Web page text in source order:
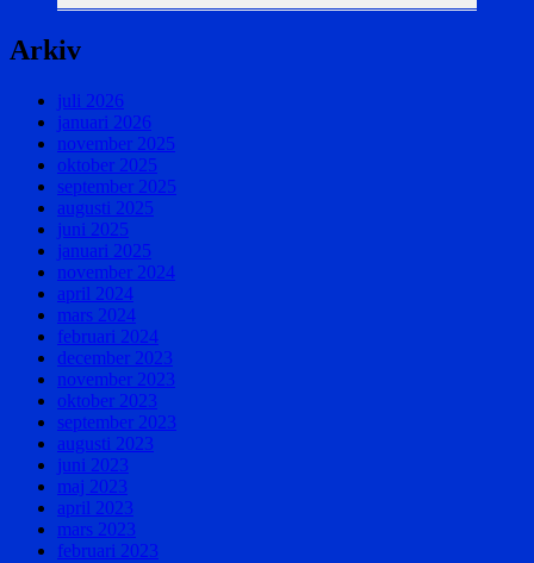
Arkiv
juli 2026
januari 2026
november 2025
oktober 2025
september 2025
augusti 2025
juni 2025
januari 2025
november 2024
april 2024
mars 2024
februari 2024
december 2023
november 2023
oktober 2023
september 2023
augusti 2023
juni 2023
maj 2023
april 2023
mars 2023
februari 2023